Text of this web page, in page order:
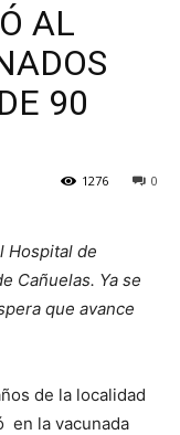
AL
90
0
1276
Hospital de
Cañuelas. Ya se
que avance
de la localidad
en la vacunada